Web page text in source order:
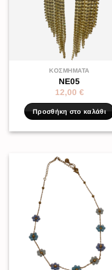
ΚΟΣΜΉΜΑΤΑ
NE05
12,00 €
Προσθήκη στο καλάθι